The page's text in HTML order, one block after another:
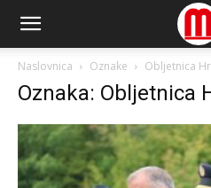
Naslovnica Oznake Obljetnica
Oznaka: Obljetnica